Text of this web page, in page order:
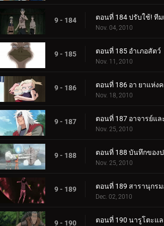
9 - 184 ตอนที่ 184 ปรับใช้! ที
Nov. 04, 2010
9 - 185 ตอนที่ 185 อำเภอสัตว์
Nov. 11, 2010
9 - 186 ตอนที่ 186 อา ยาแห่ง
Nov. 18, 2010
9 - 187 ตอนที่ 187 อาจารย์แ
Nov. 25, 2010
9 - 188 ตอนที่ 188 บันทึกของ
Nov. 25, 2010
9 - 189 ตอนที่ 189 สารานุกรม
Dec. 02, 2010
9 - 190 ตอนที่ 190 นารูโตะแ